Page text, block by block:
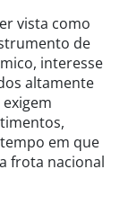
vista como
de
interesse
altamente
em que
frota nacional